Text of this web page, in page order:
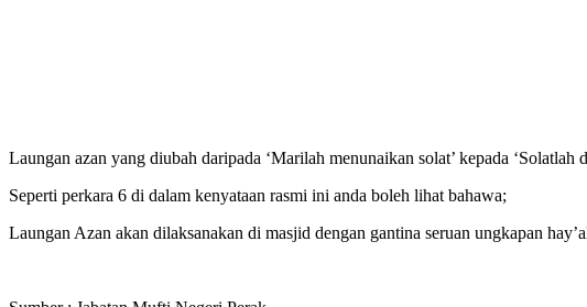
Laungan azan yang diubah daripada ‘Marilah menunaikan solat’ kepada
Seperti perkara 6 di dalam kenyataan rasmi ini anda boleh lihat bahawa;
Laungan Azan akan dilaksanakan di masjid dengan gantina seruan ungkapan